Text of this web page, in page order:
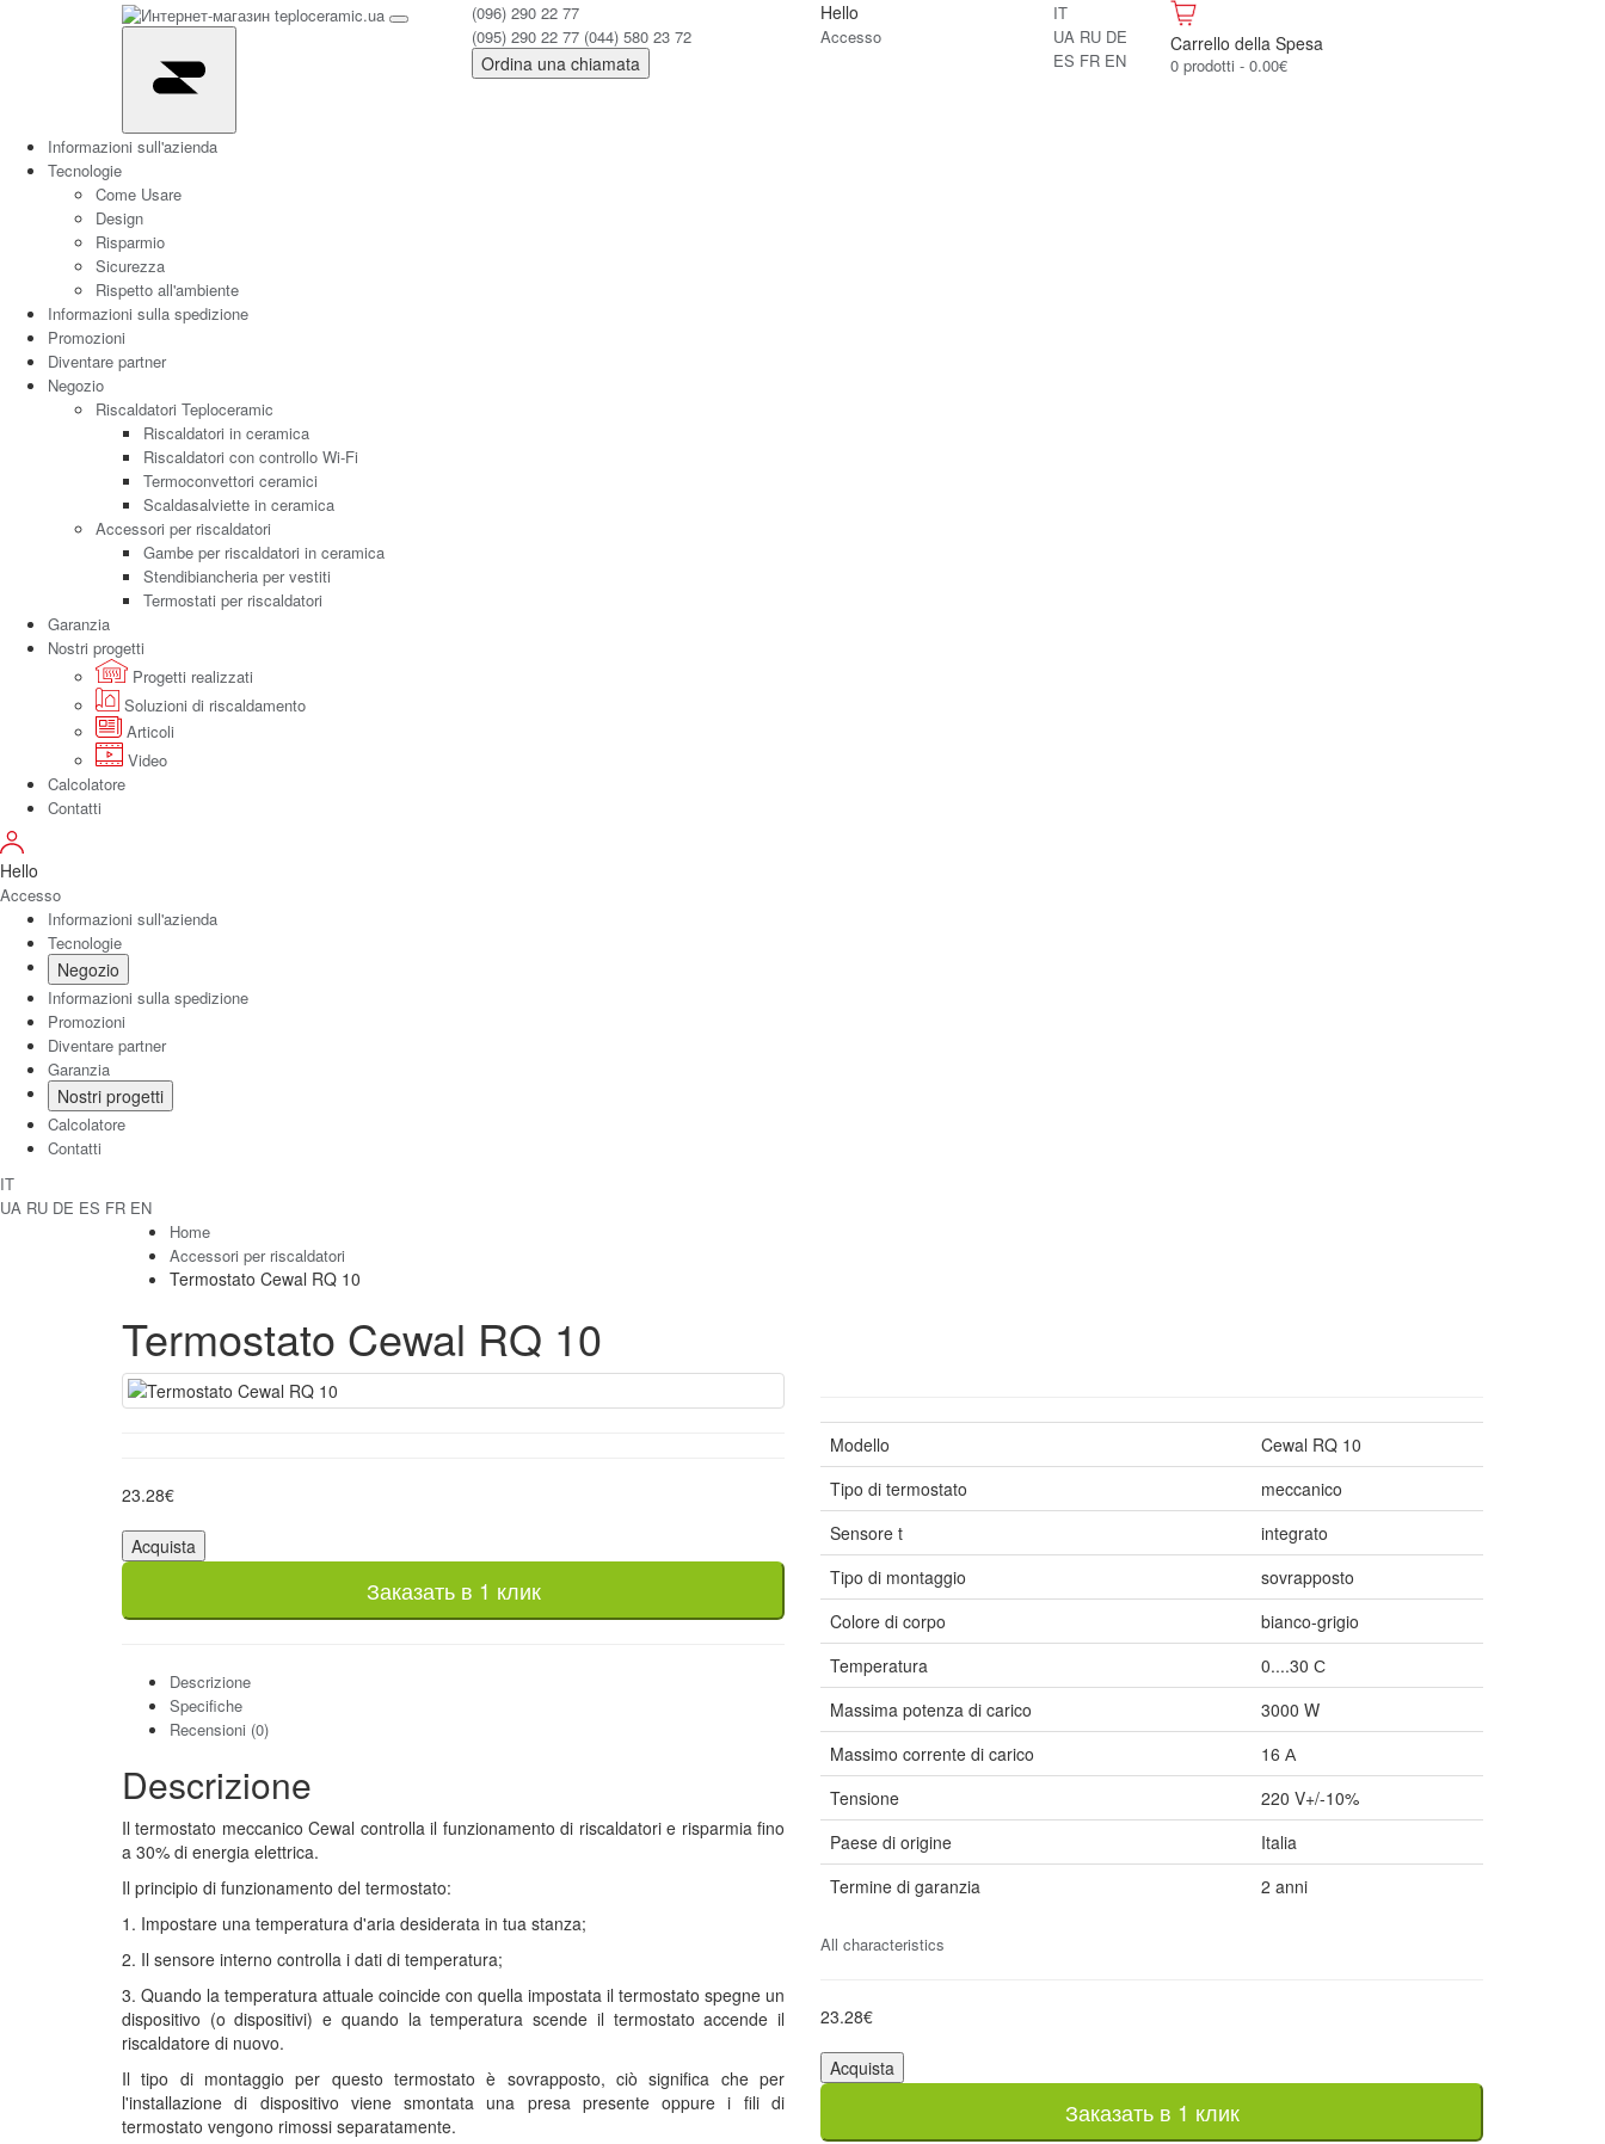
(096) 290 22 77
(095) 290 22 77 (044) 580 23 72
Ordina una chiamata
Hello
Accesso
IT
UA RU DE
ES FR EN
Carrello della Spesa
0 prodotti - 0.00€
Informazioni sull'azienda
Tecnologie
Come Usare
Design
Risparmio
Sicurezza
Rispetto all'ambiente
Informazioni sulla spedizione
Promozioni
Diventare partner
Negozio
Riscaldatori Teploceramic
Riscaldatori in ceramica
Riscaldatori con controllo Wi-Fi
Termoconvettori ceramici
Scaldasalviette in ceramica
Accessori per riscaldatori
Gambe per riscaldatori in ceramica
Stendibiancheria per vestiti
Termostati per riscaldatori
Garanzia
Nostri progetti
Progetti realizzati
Soluzioni di riscaldamento
Articoli
Video
Calcolatore
Contatti
Hello
Accesso
Informazioni sull'azienda
Tecnologie
Negozio
Informazioni sulla spedizione
Promozioni
Diventare partner
Garanzia
Nostri progetti
Calcolatore
Contatti
IT
UA RU DE ES FR EN
Home
Accessori per riscaldatori
Termostato Cewal RQ 10
Termostato Cewal RQ 10
23.28€
Acquista
Заказать в 1 клик
Descrizione
Specifiche
Recensioni (0)
Descrizione
Il termostato meccanico Cewal controlla il funzionamento di riscaldatori e risparmia fino
a 30% di energia elettrica.
Il principio di funzionamento del termostato:
1. Impostare una temperatura d'aria desiderata in tua stanza;
2. Il sensore interno controlla i dati di temperatura;
3. Quando la temperatura attuale coincide con quella impostata il termostato spegne un
dispositivo (o dispositivi) e quando la temperatura scende il termostato accende il
riscaldatore di nuovo.
Il tipo di montaggio per questo termostato è sovrapposto, ciò significa che per
l'installazione di dispositivo viene smontata una presa presente oppure i fili di
termostato vengono rimossi separatamente.
Modello
Cewal RQ 10
Tipo di termostato
meccanico
Sensore t
integrato
Tipo di montaggio
sovrapposto
Colore di corpo
bianco-grigio
Temperatura
0....30 С
Massima potenza di carico
3000 W
Massimo corrente di carico
16 А
Tensione
220 V+/-10%
Paese di origine
Italia
Termine di garanzia
2 anni
All characteristics
23.28€
Acquista
Заказать в 1 клик